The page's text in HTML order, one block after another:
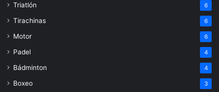
Triatlón 6
Tirachinas 6
Motor 6
Padel 4
Bádminton 4
Boxeo 3